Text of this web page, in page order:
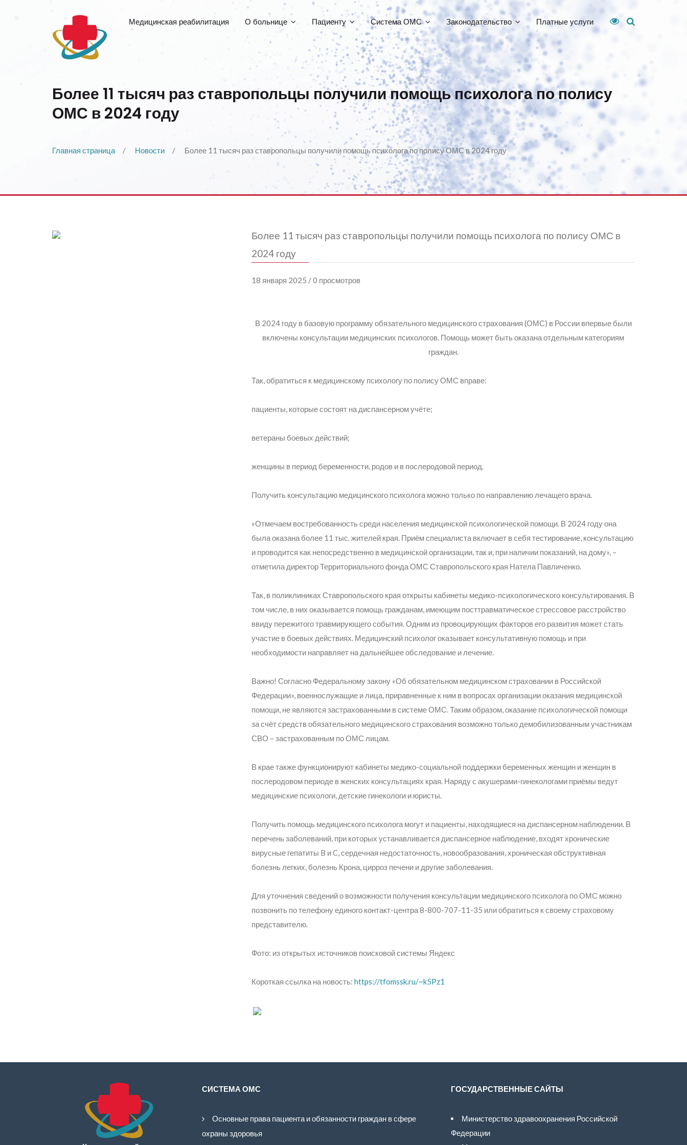
Медицинская реабилитация О больнице Пациенту Система ОМС Законодательство Платные услуги
Более 11 тысяч раз ставропольцы получили помощь психолога по полису
ОМС в 2024 году
Главная страница Новости Более 11 тысяч раз ставропольцы получили помощь психолога по полису ОМС в 2024 году
Более 11 тысяч раз ставропольцы получили помощь психолога по полису ОМС в
2024 году
18 января 2025 / 0 просмотров
В 2024 году в базовую программу обязательного медицинского страхования (ОМС) в России впервые были
включены консультации медицинских психологов. Помощь может быть оказана отдельным категориям
граждан.
Так, обратиться к медицинскому психологу по полису ОМС вправе:
пациенты, которые состоят на диспансерном учёте;
ветераны боевых действий;
женщины в период беременности, родов и в послеродовой период.
Получить консультацию медицинского психолога можно только по направлению лечащего врача.
«Отмечаем востребованность среди населения медицинской психологической помощи. В 2024 году она
была оказана более 11 тыс. жителей края. Приём специалиста включает в себя тестирование, консультацию
и проводится как непосредственно в медицинской организации, так и, при наличии показаний, на дому», –
отметила директор Территориального фонда ОМС Ставропольского края Натела Павличенко.
Так, в поликлиниках Ставропольского края открыты кабинеты медико-психологического консультирования. В
том числе, в них оказывается помощь гражданам, имеющим посттравматическое стрессовое расстройство
ввиду пережитого травмирующего события. Одним из провоцирующих факторов его развития может стать
участие в боевых действиях. Медицинский психолог оказывает консультативную помощь и при
необходимости направляет на дальнейшее обследование и лечение.
Важно! Согласно Федеральному закону «Об обязательном медицинском страховании в Российской
Федерации», военнослужащие и лица, приравненные к ним в вопросах организации оказания медицинской
помощи, не являются застрахованными в системе ОМС. Таким образом, оказание психологической помощи
за счёт средств обязательного медицинского страхования возможно только демобилизованным участникам
СВО – застрахованным по ОМС лицам.
В крае также функционируют кабинеты медико-социальной поддержки беременных женщин и женщин в
послеродовом периоде в женских консультациях края. Наряду с акушерами-гинекологами приёмы ведут
медицинские психологи, детские гинекологи и юристы.
Получить помощь медицинского психолога могут и пациенты, находящиеся на диспансерном наблюдении. В
перечень заболеваний, при которых устанавливается диспансерное наблюдение, входят хронические
вирусные гепатиты B и C, сердечная недостаточность, новообразования, хроническая обструктивная
болезнь легких, болезнь Крона, цирроз печени и другие заболевания.
Для уточнения сведений о возможности получения консультации медицинского психолога по ОМС можно
позвонить по телефону единого контакт-центра 8-800-707-11-35 или обратиться к своему страховому
представителю.
Фото: из открытых источников поисковой системы Яндекс
Короткая ссылка на новость: https://tfomssk.ru/~k5Pz1
СИСТЕМА ОМС
Основные права пациента и обязанности граждан в сфере
охраны здоровья
ГОСУДАРСТВЕННЫЕ САЙТЫ
Министерство здравоохранения Российской
Федерации